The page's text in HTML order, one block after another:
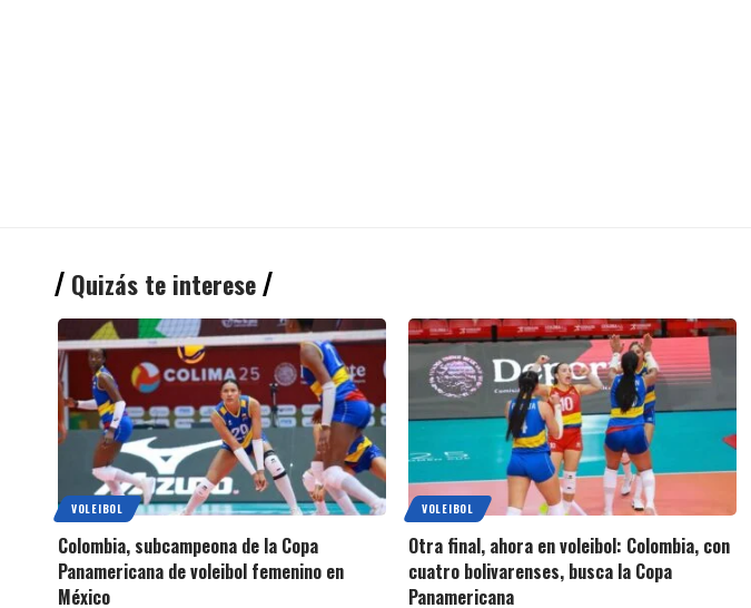
Quizás te interese
VOLEIBOL
Colombia, subcampeona de la Copa
Panamericana de voleibol femenino en
México
VOLEIBOL
Otra final, ahora en voleibol: Colombia, con
cuatro bolivarenses, busca la Copa
Panamericana